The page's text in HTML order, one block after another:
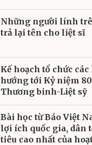
Những người lính
trả lại tên cho liệt sĩ
Kế hoạch tổ chức
hướng tới Kỷ niệm
Thương binh-Liệt sỹ
Bài học từ Báo Việt
lợi ích quốc gia, dân
tiêu cao nhất của